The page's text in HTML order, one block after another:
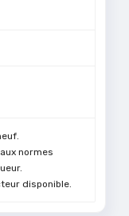
normes
disponible.